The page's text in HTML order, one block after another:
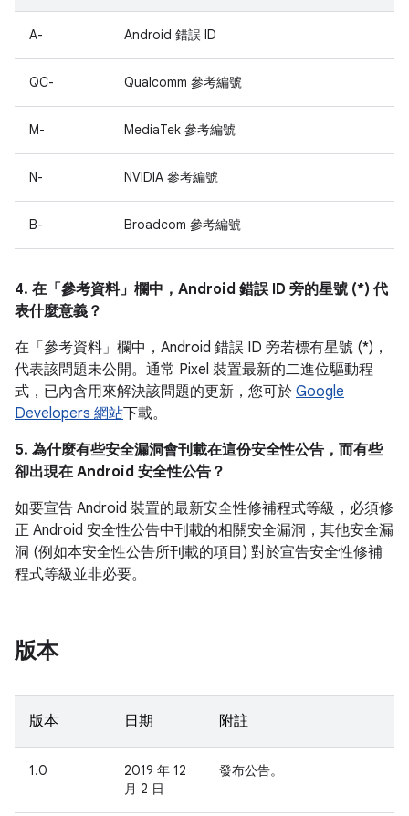
A- Android 錯誤 ID
QC- Qualcomm 參考編號
M- MediaTek 參考編號
N- NVIDIA 參考編號
B- Broadcom 參考編號
4. 在「參考資料」 欄中，Android 錯誤 ID 旁的星號 (*) 代
表什麼意義？
在「參考資料」欄中， Android 錯誤 ID 旁若標有星號 (*)，
代表該問題未公開。通常 Pixel 裝置最新的二進位驅動程
式，已內含用來解決該問題的更新，您可於 Google
Developers 網站下載。
5. 為什麼有些安全漏洞會刊載在這份安全性公告，而有些
卻出現在 Android 安全性公告？
如要宣告 Android 裝置的最新安全性修補程式等級，必須修
正 Android 安全性公告中刊載的相關安全漏洞，其他安全漏
洞 (例如本安全性公告所刊載的項目) 對於宣告安全性修補
程式等級並非必要。
版本
版本 日期 附註
1.0
2019 年 12
月 2 日
發布公告。